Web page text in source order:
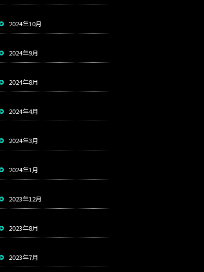
2024年10月
2024年9月
2024年8月
2024年4月
2024年3月
2024年1月
2023年12月
2023年8月
2023年7月